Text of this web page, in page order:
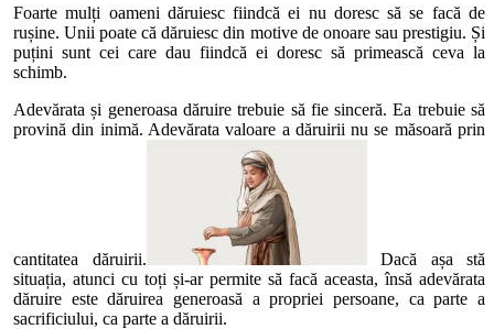
Foarte mulți oameni dăruiesc fiindcă ei nu doresc să se facă de
rușine. Unii poate că dăruiesc din motive de onoare sau prestigiu. Și
puțini sunt cei care dau fiindcă ei doresc să primească ceva la
schimb.
Adevărata și generoasa dăruire trebuie să fie sinceră. Ea trebuie să
provină din inimă. Adevărata valoare a dăruirii nu se măsoară prin
cantitatea dăruirii.
Dacă așa stă
situația, atunci cu toți și-ar permite să facă aceasta, însă adevărata
dăruire este dăruirea generoasă a propriei persoane, ca parte a
sacrificiului, ca parte a dăruirii.